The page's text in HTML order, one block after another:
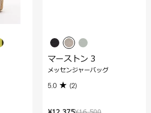
マーストン 3
メッセンジャーバッグ
5.0 (2)